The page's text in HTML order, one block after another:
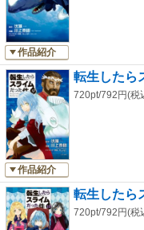
作品紹介
作品紹介
転生したら
720pt/792円(税
転生したら
720pt/792円(税